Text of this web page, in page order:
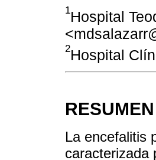
1Hospital
2Hospital
RESUMEN
La encefalitis
caracterizada